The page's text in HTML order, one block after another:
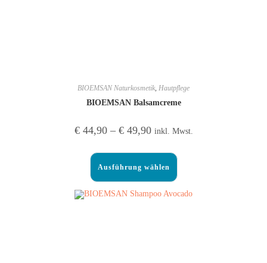
BIOEMSAN Naturkosmetik, Hautpflege
BIOEMSAN Balsamcreme
€44,90– €49,90 inkl. Mwst.
Ausführung wählen